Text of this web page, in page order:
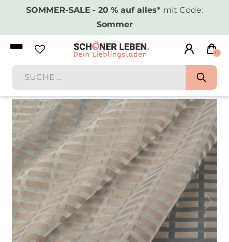
SOMMER-SALE - 20 % auf alles* mit Code:
Sommer
0